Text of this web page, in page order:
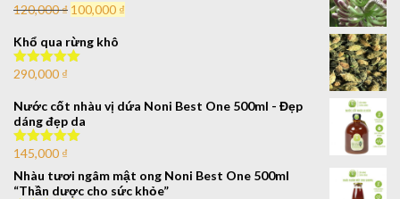
Được xếp
5 sao
120,000₫ 100,000 ₫
Khổ qua rừng khô
Được xếp
sao
290,000 ₫
Nước cốt nhàu vị dứa Noni Best One 500ml - Đẹp
dáng đẹp da
Được xếp
sao
145,000 ₫
Nhàu tươi ngâm mật ong Noni Best One 500ml
“Thần dược cho sức khỏe”